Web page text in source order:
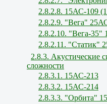
2.8.2.8. 15АС-109
2.8.2.9. "Вега"
2.8.2.10. "Вега-35"
2.8.2.11. "Статик"
2.8.3. Акустические
сложности
2.8.3.1. 15АС-213
2.8.3.2. 15АС-214
2.8.3.3. "Орбита"